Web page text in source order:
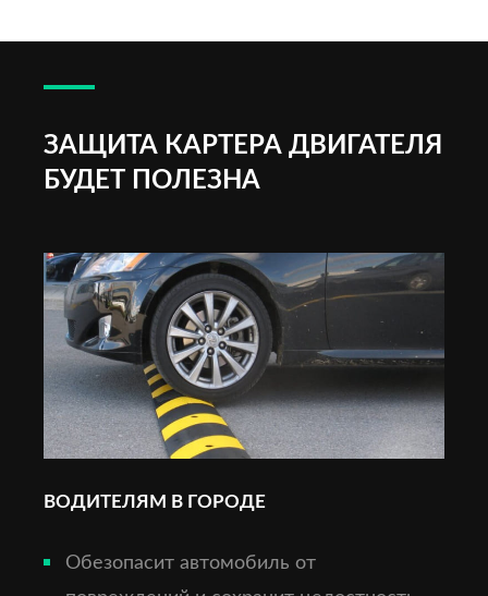
ЗАЩИТА КАРТЕРА ДВИГАТЕЛЯ
БУДЕТ ПОЛЕЗНА
ВОДИТЕЛЯМ В ГОРОДЕ
Обезопасит автомобиль от